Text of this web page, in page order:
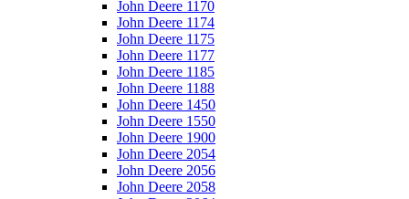
John Deere 1170
John Deere 1174
John Deere 1175
John Deere 1177
John Deere 1185
John Deere 1188
John Deere 1450
John Deere 1550
John Deere 1900
John Deere 2054
John Deere 2056
John Deere 2058